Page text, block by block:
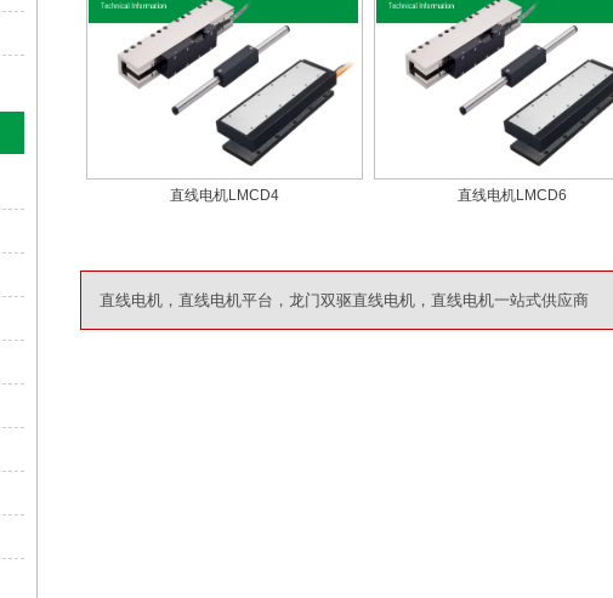
直线电机LMCD4 直线电机LMCD6
直线电机，直线电机平台，龙门双驱直线电机，直线电机一站式供应商